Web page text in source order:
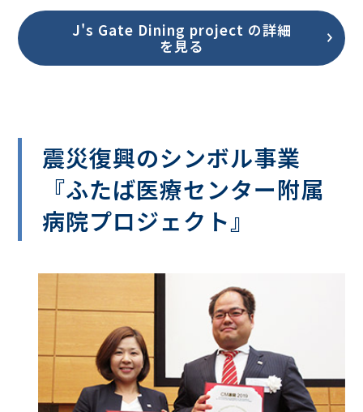
J's Gate Dining project の詳細
を見る
震災復興のシンボル事業
『ふたば医療センター附属
病院プロジェクト』